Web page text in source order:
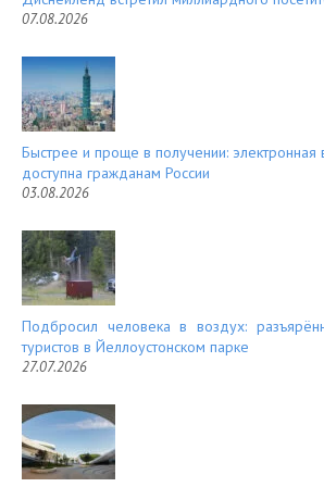
07.08.2026
Быстрее и проще в получении: электронная
доступна гражданам России
03.08.2026
Подбросил человека в воздух:
туристов в Йеллоустонском парке
27.07.2026